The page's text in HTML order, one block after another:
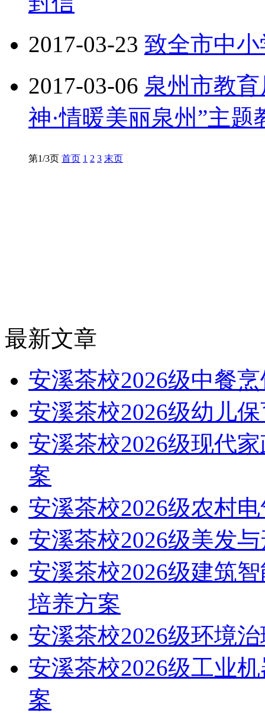
2017-03-23 致全市中
2017-03-06 泉州市教
神·情暖美丽泉州”主
第1/3页 首页 1 2 3 末页
最新文章
安溪茶校2026级中餐
安溪茶校2026级幼儿
安溪茶校2026级现代
案
安溪茶校2026级农村
安溪茶校2026级美发
安溪茶校2026级建筑
培养方案
安溪茶校2026级环境
安溪茶校2026级工业
案